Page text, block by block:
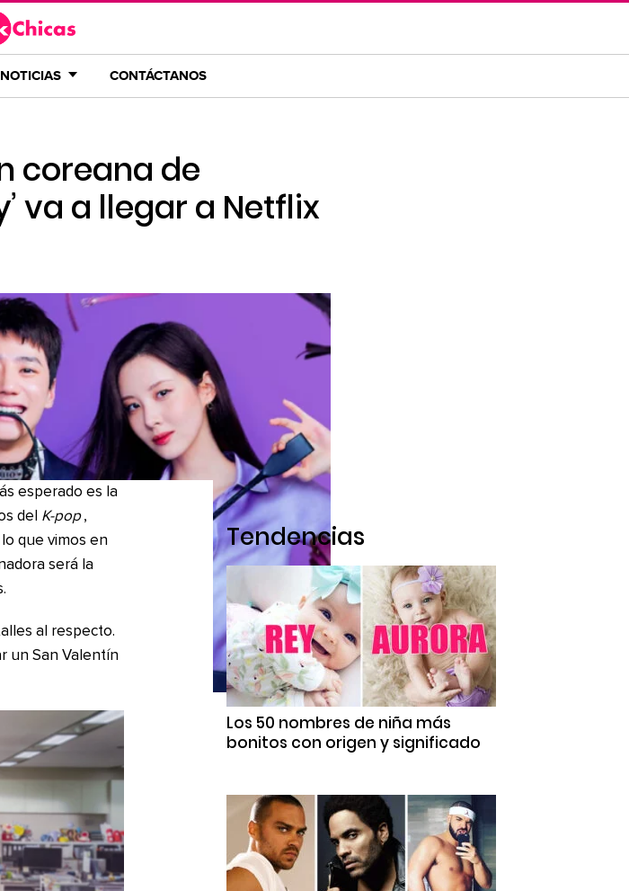
NOTICIAS CONTÁCTANOS
coreana de
va a llegar a Netflix
esperado es la
del K-pop ,
que vimos en
será la
al respecto.
un San Valentín
Tendencias
Los 50 nombres de niña más
bonitos con origen y significado